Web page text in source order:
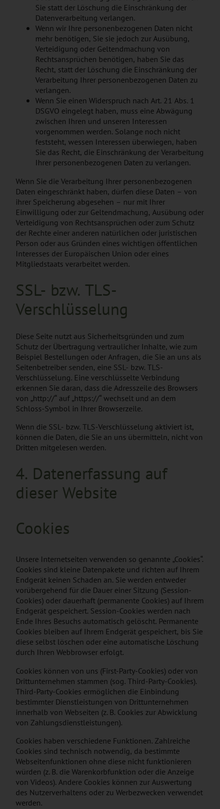
Sie statt der Löschung die Einschränkung der
Datenverarbeitung verlangen.
Wenn wir Ihre personenbezogenen Daten nicht
mehr benötigen, Sie sie jedoch zur Ausübung,
Verteidigung oder Geltendmachung von
Rechtsansprüchen benötigen, haben Sie das
Recht, statt der Löschung die Einschränkung der
Verarbeitung Ihrer personenbezogenen Daten zu
verlangen.
Wenn Sie einen Widerspruch nach Art. 21 Abs. 1
DSGVO eingelegt haben, muss eine Abwägung
zwischen Ihren und unseren Interessen
vorgenommen werden. Solange noch nicht
feststeht, wessen Interessen überwiegen, haben
Sie das Recht, die Einschränkung der Verarbeitung
Ihrer personenbezogenen Daten zu verlangen.
Wenn Sie die Verarbeitung Ihrer personenbezogenen
Daten eingeschränkt haben, dürfen diese Daten – von
ihrer Speicherung abgesehen – nur mit Ihrer
Einwilligung oder zur Geltendmachung, Ausübung oder
Verteidigung von Rechtsansprüchen oder zum Schutz
der Rechte einer anderen natürlichen oder juristischen
Person oder aus Gründen eines wichtigen öffentlichen
Interesses der Europäischen Union oder eines
Mitgliedstaats verarbeitet werden.
SSL- bzw. TLS-
Verschlüsselung
Diese Seite nutzt aus Sicherheitsgründen und zum
Schutz der Übertragung vertraulicher Inhalte, wie zum
Beispiel Bestellungen oder Anfragen, die Sie an uns als
Seitenbetreiber senden, eine SSL- bzw. TLS-
Verschlüsselung. Eine verschlüsselte Verbindung
erkennen Sie daran, dass die Adresszeile des Browsers
von „http://“ auf „https://“ wechselt und an dem
Schloss-Symbol in Ihrer Browserzeile.
Wenn die SSL- bzw. TLS-Verschlüsselung aktiviert ist,
können die Daten, die Sie an uns übermitteln, nicht von
Dritten mitgelesen werden.
4. Datenerfassung auf
dieser Website
Cookies
Unsere Internetseiten verwenden so genannte „Cookies“.
Cookies sind kleine Datenpakete und richten auf Ihrem
Endgerät keinen Schaden an. Sie werden entweder
vorübergehend für die Dauer einer Sitzung (Session-
Cookies) oder dauerhaft (permanente Cookies) auf Ihrem
Endgerät gespeichert. Session-Cookies werden nach
Ende Ihres Besuchs automatisch gelöscht. Permanente
Cookies bleiben auf Ihrem Endgerät gespeichert, bis Sie
diese selbst löschen oder eine automatische Löschung
durch Ihren Webbrowser erfolgt.
Cookies können von uns (First-Party-Cookies) oder von
Drittunternehmen stammen (sog. Third-Party-Cookies).
Third-Party-Cookies ermöglichen die Einbindung
bestimmter Dienstleistungen von Drittunternehmen
innerhalb von Webseiten (z. B. Cookies zur Abwicklung
von Zahlungsdienstleistungen).
Cookies haben verschiedene Funktionen. Zahlreiche
Cookies sind technisch notwendig, da bestimmte
Webseitenfunktionen ohne diese nicht funktionieren
würden (z. B. die Warenkorbfunktion oder die Anzeige
von Videos). Andere Cookies können zur Auswertung
des Nutzerverhaltens oder zu Werbezwecken verwendet
werden.